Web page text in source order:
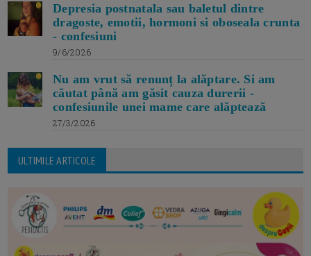
Depresia postnatala sau baletul dintre
dragoste, emotii, hormoni si oboseala crunta
- confesiuni
9/6/2026
Nu am vrut să renunț la alăptare. Si am
căutat până am găsit cauza durerii -
confesiunile unei mame care alăptează
27/3/2026
ULTIMILE ARTICOLE